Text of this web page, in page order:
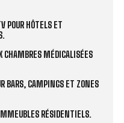
POUR HÔTELS ET
CHAMBRES MÉDICALISÉES
BARS, CAMPINGS ET ZONES
RÉSIDENTIELS.